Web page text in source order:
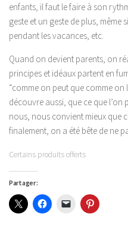
enfants, il faut le faire à son
geste et un geste de plus, même
pendant les vacances, etc.
Quand on devient parents, on
principes et idéaux partent en
“comme on peut que comme on
découvre aussi, que ce que
nous, nous convient mieux que
finalement, on a été bête de ne
Certains produits offerts
Partager :